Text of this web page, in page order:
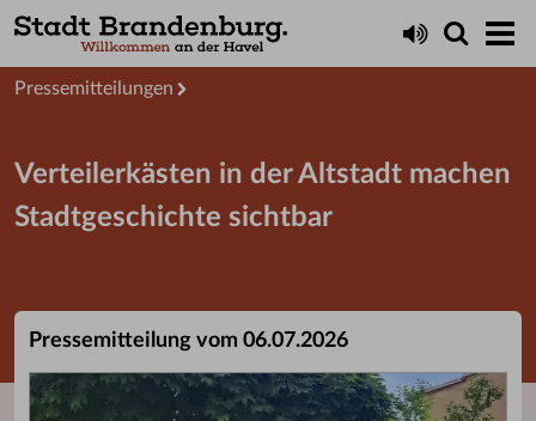
Presseservice
Pressemitteilungen
Verteilerkästen in der Altstadt machen
Stadtgeschichte sichtbar
Pressemitteilung vom 06.07.2026